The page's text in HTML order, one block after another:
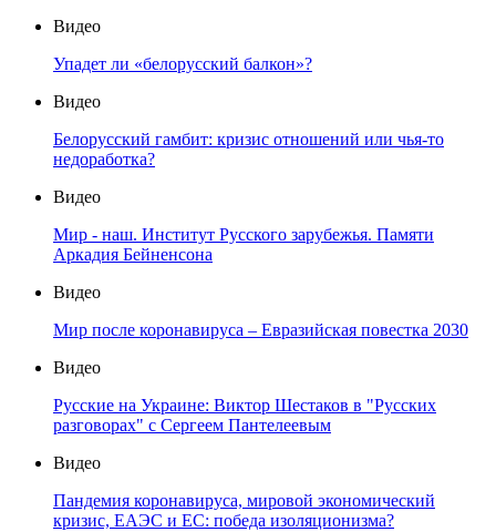
Видео
Упадет ли «белорусский балкон»?
Видео
Белорусский гамбит: кризис отношений или чья-то
недоработка?
Видео
Мир - наш. Институт Русского зарубежья. Памяти
Аркадия Бейненсона
Видео
Мир после коронавируса – Евразийская повестка 2030
Видео
Русские на Украине: Виктор Шестаков в "Русских
разговорах" с Сергеем Пантелеевым
Видео
Пандемия коронавируса, мировой экономический
кризис, ЕАЭС и ЕС: победа изоляционизма?